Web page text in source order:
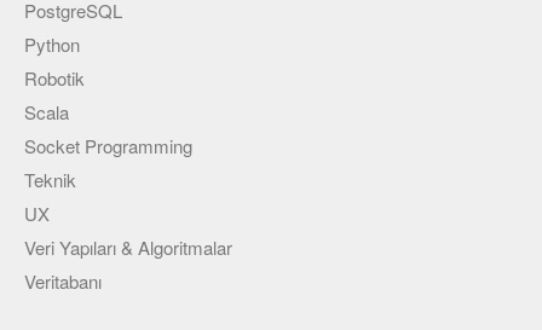
PostgreSQL
Python
Robotik
Scala
Socket Programming
Teknik
UX
Veri Yapıları & Algoritmalar
Veritabanı